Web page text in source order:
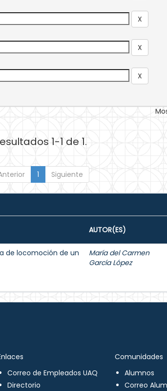
1-1 de 1.
1 Siguiente
AUTOR(ES)
de locomoción de un
María del Carmen
García López
Correo de Empleados UAQ
Directorio
Comunidades
Alumnos
Correo